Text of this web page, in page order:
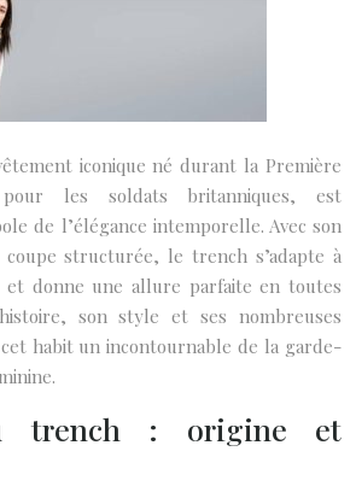
iconique né durant la Première
les soldats britanniques, est
de l’élégance intemporelle. Avec son
structurée, le trench s’adapte à
et donne une allure parfaite en toutes
son style et ses nombreuses
habit un incontournable de la garde-
trench : origine et